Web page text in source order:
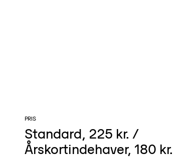
PRIS
Standard, 225 kr. /
Årskortindehaver, 180 kr.